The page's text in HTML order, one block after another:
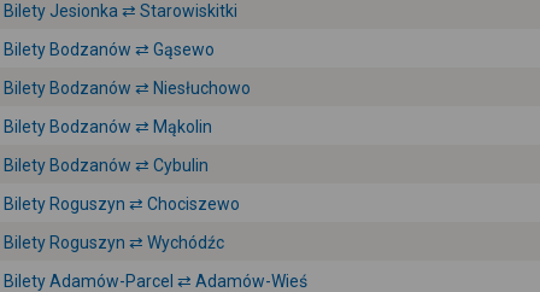
Bilety Jesionka ⇄ Starowiskitki
Bilety Bodzanów ⇄ Gąsewo
Bilety Bodzanów ⇄ Niesłuchowo
Bilety Bodzanów ⇄ Mąkolin
Bilety Bodzanów ⇄ Cybulin
Bilety Roguszyn ⇄ Chociszewo
Bilety Roguszyn ⇄ Wychódźc
Bilety Adamów-Parcel ⇄ Adamów-Wieś